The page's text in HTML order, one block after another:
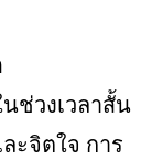
ช่วงเวลาสั้น
ะจิตใจ การ